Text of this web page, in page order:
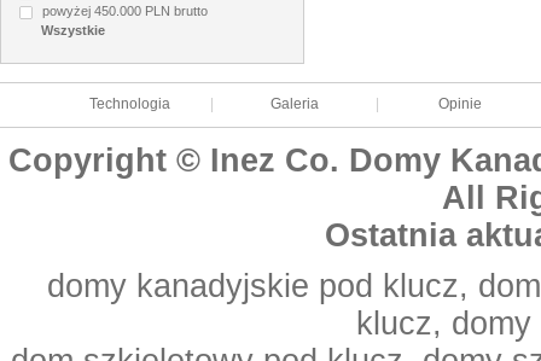
powyżej 450.000 PLN brutto
Technologia | Galeria | Opinie
Copyright © Inez Co. Domy
All
Ostatnia
domy kanadyjskie pod klucz,
klucz,